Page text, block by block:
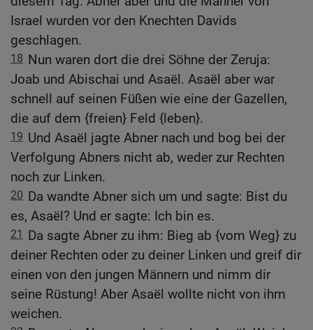
Israel wurden vor den Knechten Davids
geschlagen.
18 Nun waren dort die drei Söhne der Zeruja:
Joab und Abischai und Asaël. Asaël aber war
schnell auf seinen Füßen wie eine der Gazellen,
die auf dem {freien} Feld {leben}.
19 Und Asaël jagte Abner nach und bog bei der
Verfolgung Abners nicht ab, weder zur Rechten
noch zur Linken.
20 Da wandte Abner sich um und sagte: Bist du
es, Asaël? Und er sagte: Ich bin es.
21
Da sagte Abner zu ihm: Bieg ab {vom Weg} zu
deiner Rechten oder zu deiner Linken und greif dir
einen von den jungen Männern und nimm dir
seine Rüstung! Aber Asaël wollte nicht von ihm
weichen.